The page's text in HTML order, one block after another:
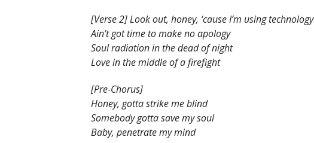
[Verse 2] Look out, honey, ‘cause I’m using technology
Ain’t got time to make no apology
Soul radiation in the dead of night
Love in the middle of a firefight
[Pre-Chorus]
Honey, gotta strike me blind
Somebody gotta save my soul
Baby, penetrate my mind